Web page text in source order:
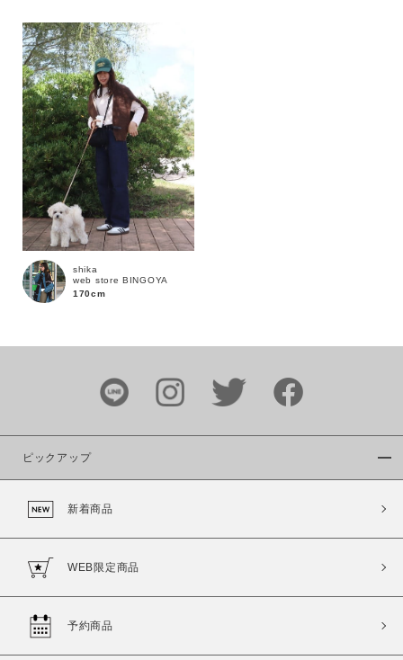
カラー
～
セール価格
在庫
在庫あり 在庫なし含む
shika
web store BINGOYA
170cm
ピックアップ
新着商品
WEB限定商品
予約商品